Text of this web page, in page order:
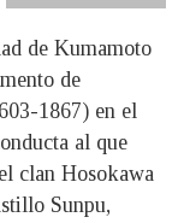
de Kumamoto
de
1867) en el
al que
clan Hosokawa
Sunpu,